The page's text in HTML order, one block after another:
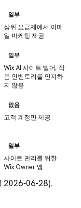
일부
상위 요금제에서 이메
일 마케팅 제공
일부
Wix AI 사이트 빌더; 작
품 인벤토리를 인지하
지 않음
없음
고객 계정만 제공
일부
사이트 관리를 위한
Wix Owner 앱
2026-06-28).